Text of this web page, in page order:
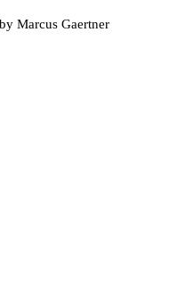
by Marcus Gaertner